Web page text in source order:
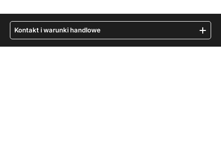
Kontakt i warunki handlowe